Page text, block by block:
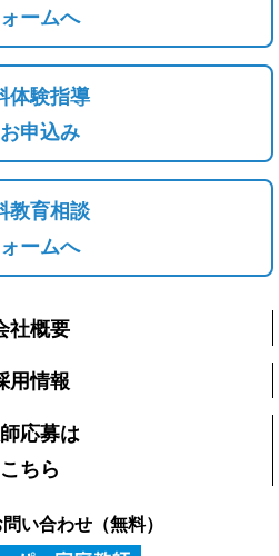
ームへ
体験指導
申込み
教育相談
ームへ
社概要
用情報
応募は
こちら
い合わせ（無料）